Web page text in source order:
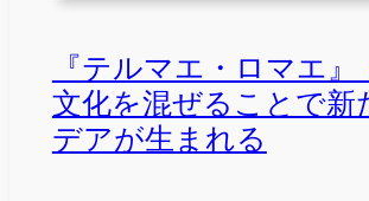
『テルマエ・ロマエ』
文化を混ぜることで新
デアが生まれる